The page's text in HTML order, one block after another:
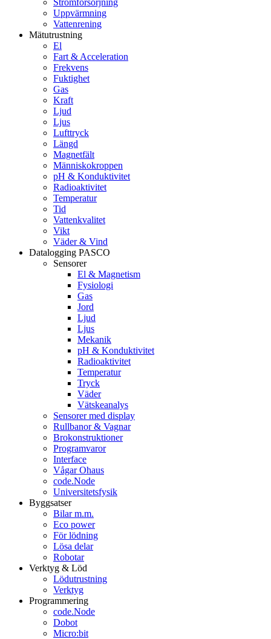
Strömförsörjning
Uppvärmning
Vattenrening
Mätutrustning
El
Fart & Acceleration
Frekvens
Fuktighet
Gas
Kraft
Ljud
Ljus
Lufttryck
Längd
Magnetfält
Människokroppen
pH & Konduktivitet
Radioaktivitet
Temperatur
Tid
Vattenkvalitet
Vikt
Väder & Vind
Datalogging PASCO
Sensorer
El & Magnetism
Fysiologi
Gas
Jord
Ljud
Ljus
Mekanik
pH & Konduktivitet
Radioaktivitet
Temperatur
Tryck
Väder
Vätskeanalys
Sensorer med display
Rullbanor & Vagnar
Brokonstruktioner
Programvaror
Interface
Vågar Ohaus
code.Node
Universitetsfysik
Byggsatser
Bilar m.m.
Eco power
För lödning
Lösa delar
Robotar
Verktyg & Löd
Lödutrustning
Verktyg
Programmering
code.Node
Dobot
Micro:bit